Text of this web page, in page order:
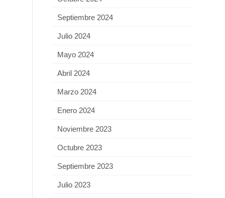
Septiembre 2024
Julio 2024
Mayo 2024
Abril 2024
Marzo 2024
Enero 2024
Noviembre 2023
Octubre 2023
Septiembre 2023
Julio 2023